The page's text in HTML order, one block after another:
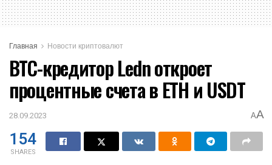
Главная Новости криптовалют
BTC-кредитор Ledn откроет
процентные счета в ETH и USDT
28.09.2023 AA
154
SHARES